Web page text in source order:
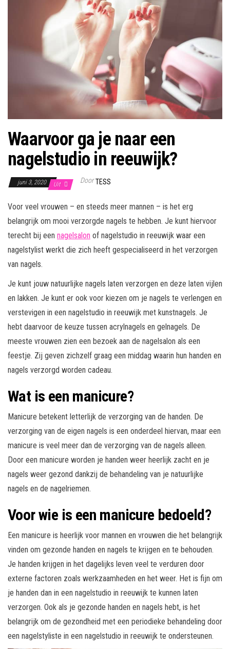
Waarvoor ga je naar een
nagelstudio in reeuwijk?
juni 3, 2020 Uit Door TESS
Voor veel vrouwen – en steeds meer mannen – is het erg
belangrijk om mooi verzorgde nagels te hebben. Je kunt hiervoor
terecht bij een nagelsalon of nagelstudio in reeuwijk waar een
nagelstylist werkt die zich heeft gespecialiseerd in het verzorgen
van nagels.
Je kunt jouw natuurlijke nagels laten verzorgen en deze laten vijlen
en lakken. Je kunt er ook voor kiezen om je nagels te verlengen en
verstevigen in een nagelstudio in reeuwijk met kunstnagels. Je
hebt daarvoor de keuze tussen acrylnagels en gelnagels. De
meeste vrouwen zien een bezoek aan de nagelsalon als een
feestje. Zij geven zichzelf graag een middag waarin hun handen en
nagels verzorgd worden cadeau.
Wat is een manicure?
Manicure betekent letterlijk de verzorging van de handen. De
verzorging van de eigen nagels is een onderdeel hiervan, maar een
manicure is veel meer dan de verzorging van de nagels alleen.
Door een manicure worden je handen weer heerlijk zacht en je
nagels weer gezond dankzij de behandeling van je natuurlijke
nagels en de nagelriemen.
Voor wie is een manicure bedoeld?
Een manicure is heerlijk voor mannen en vrouwen die het belangrijk
vinden om gezonde handen en nagels te krijgen en te behouden.
Je handen krijgen in het dagelijks leven veel te verduren door
externe factoren zoals werkzaamheden en het weer. Het is fijn om
je handen dan in een nagelstudio in reeuwijk te kunnen laten
verzorgen. Ook als je gezonde handen en nagels hebt, is het
belangrijk om de gezondheid met een periodieke behandeling door
een nagelstyliste in een nagelstudio in reeuwijk te ondersteunen.